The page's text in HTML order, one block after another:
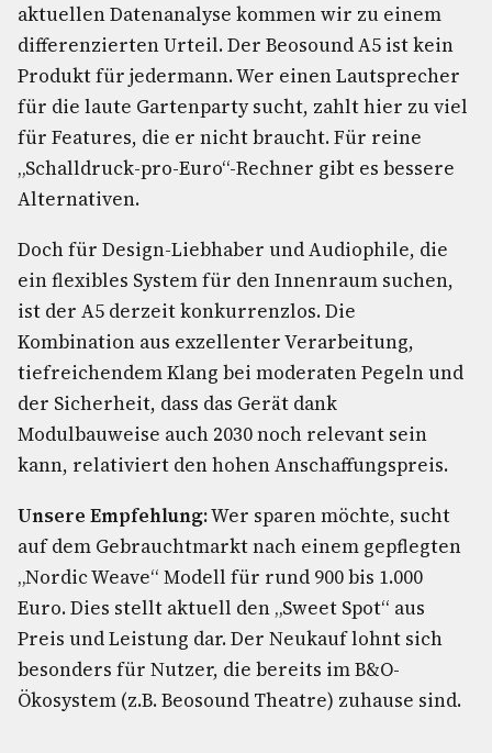
aktuellen Datenanalyse kommen wir zu einem
differenzierten Urteil. Der Beosound A5 ist kein
Produkt für jedermann. Wer einen Lautsprecher
für die laute Gartenparty sucht, zahlt hier zu viel
für Features, die er nicht braucht. Für reine
„Schalldruck-pro-Euro“-Rechner gibt es bessere
Alternativen.
Doch für Design-Liebhaber und Audiophile, die
ein flexibles System für den Innenraum suchen,
ist der A5 derzeit konkurrenzlos. Die
Kombination aus exzellenter Verarbeitung,
tiefreichendem Klang bei moderaten Pegeln und
der Sicherheit, dass das Gerät dank
Modulbauweise auch 2030 noch relevant sein
kann, relativiert den hohen Anschaffungspreis.
Unsere Empfehlung:Wer sparen möchte, sucht
auf dem Gebrauchtmarkt nach einem gepflegten
„Nordic Weave“ Modell für rund 900 bis 1.000
Euro. Dies stellt aktuell den „Sweet Spot“ aus
Preis und Leistung dar. Der Neukauf lohnt sich
besonders für Nutzer, die bereits im B&O-
Ökosystem (z.B. Beosound Theatre) zuhause sind.